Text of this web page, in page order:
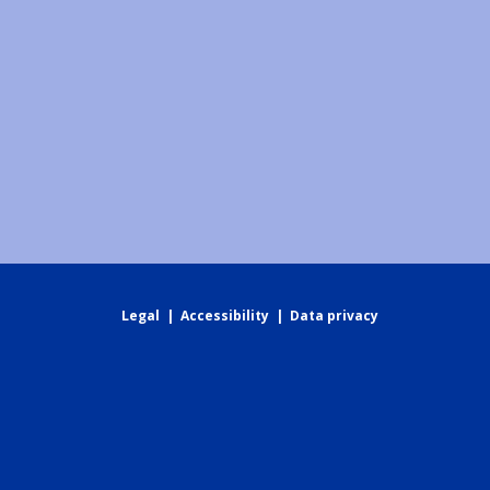
Legal | Accessibility | Data privacy